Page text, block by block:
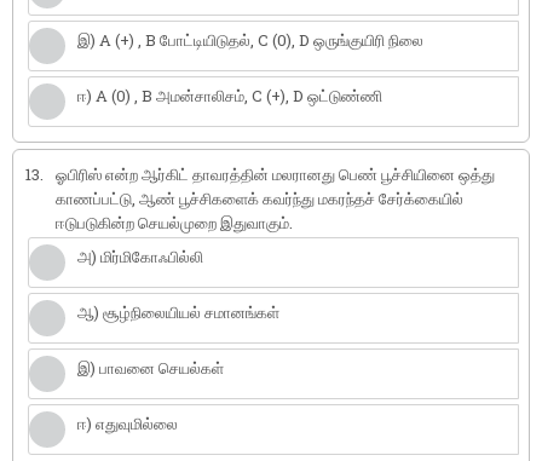
இ) A (+) , B போட்டியிடுதல், C (0), D ஒருங்குயிரி நிலை
ஈ) A (0) , B அமன்சாலிசம், C (+), D ஒட்டுண்ணி
13.
ஓபிரிஸ் என்ற ஆர்கிட் தாவரத்தின் மலரானது பெண் பூச்சியினை ஒத்து
காணப்பட்டு, ஆண் பூச்சிகளைக் கவர்ந்து மகரந்தச் சேர்க்கையில்
ஈடுபடுகின்ற செயல்முறை இதுவாகும்.
அ) மிர்மிகோஃபில்லி
ஆ) சூழ்நிலையியல் சமானங்கள்
இ) பாவனை செயல்கள்
ஈ) எதுவுமில்லை